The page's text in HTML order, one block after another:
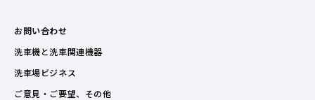
お問い合わせ
洗車機と洗車関連機器
洗車場ビジネス
ご意見・ご要望、その他